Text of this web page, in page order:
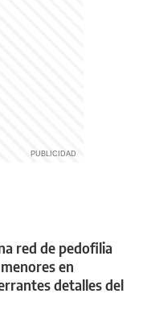
red de pedofilia
en
detalles del